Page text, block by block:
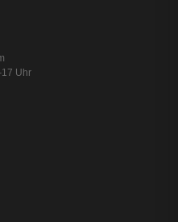
Uhr